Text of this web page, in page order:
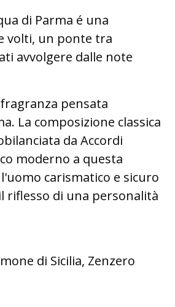
di Parma é una
volti, un ponte tra
avvolgere dalle note
pensata
La composizione classica
da Accordi
moderno a questa
carismatico e sicuro
riflesso di una personalità
di Sicilia, Zenzero